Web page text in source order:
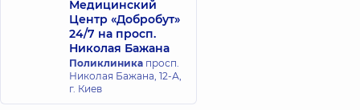
Медицинский
Центр «Добробут»
24/7 на просп.
Николая Бажана
Поликлиника просп.
Николая Бажана, 12-А,
г. Киев